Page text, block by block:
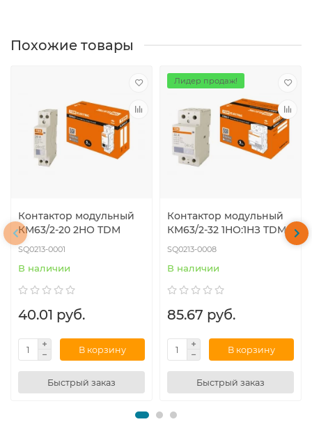
Похожие товары
Контактор модульный
КМ63/2-20 2НО TDM
SQ0213-0001
В наличии
40.01 руб.
В корзину
Быстрый заказ
Лидер продаж!
Контактор модульный
КМ63/2-32 1НО:1НЗ TDM
SQ0213-0008
В наличии
85.67 руб.
В корзину
Быстрый заказ